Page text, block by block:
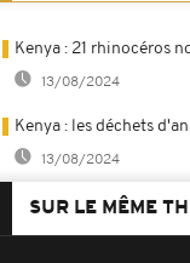
Kenya : 21 rhinocéros
13/08/2024
Kenya : les déchets
13/08/2024
SUR LE MÊME